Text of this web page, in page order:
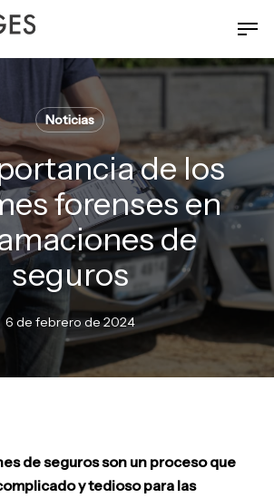
Noticias
de los
forenses en
de
seguros
6 de febrero de 2024
de seguros son un proceso que
y tedioso para las
Close
Menu